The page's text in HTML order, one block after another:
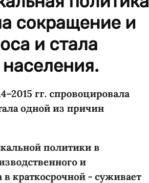
сокращение и
и стала
гг. спровоцировала
одной из причин
политики в
и
краткосрочной - суживает